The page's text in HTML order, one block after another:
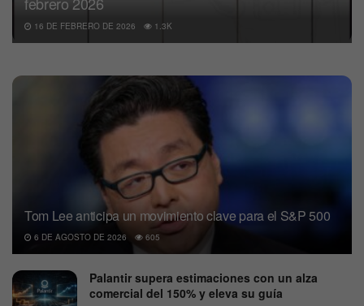
16 DE FEBRERO DE 2026 1.3K
Tom Lee anticipa un movimiento clave para el S&P 500
6 DE AGOSTO DE 2026 605
Palantir supera estimaciones con un alza
comercial del 150% y eleva su guía